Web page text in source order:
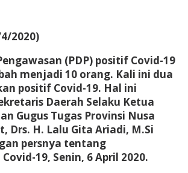
2020)
(PDP) positif Covid-19
menjadi 10 orang. Kali ini dua
positif Covid-19. Hal ini
Daerah Selaku Ketua
Gugus Tugas Provinsi Nusa
Drs. H. Lalu Gita Ariadi, M.Si
persnya tentang
19, Senin, 6 April 2020.